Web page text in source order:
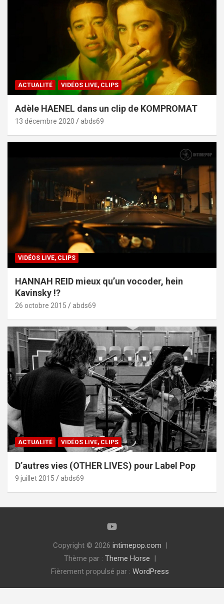
ACTUALITÉ VIDÉOS LIVE, CLIPS
Adèle HAENEL dans un clip de KOMPROMAT
13 décembre 2020 abds69
VIDÉOS LIVE, CLIPS
HANNAH REID mieux qu’un vocoder, hein
Kavinsky !?
26 octobre 2015 abds69
ACTUALITÉ VIDÉOS LIVE, CLIPS
D’autres vies (OTHER LIVES) pour Label Pop
9 juillet 2015 abds69
Copyright © 2026 intimepop.com
Thème par : Theme Horse
Fièrement propulsé par : WordPress